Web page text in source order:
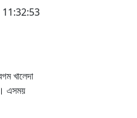
খালেদা
এসময়